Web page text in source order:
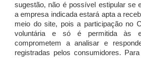
sugestão, não é possível estipular se
a empresa indicada estará apta a
meio do site, pois a participação no
voluntária e só é permitida às
comprometem a analisar e
registradas pelos consumidores.